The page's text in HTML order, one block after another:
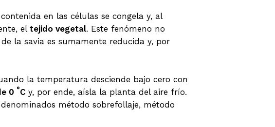
en las células se congela y, al
el tejido vegetal. Este fenómeno no
la savia es sumamente reducida y, por
la temperatura desciende bajo cero con
0 °C y, por ende, aísla la planta del aire frío.
método sobrefollaje, método